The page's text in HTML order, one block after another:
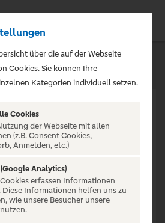
NICHT
über die auf der Webseite
Cookies. Sie können Ihre
Kategorien individuell setzen.
Cookies
der Webseite mit allen
(z.B. Consent Cookies,
Anmelden, etc.)
Analytics)
erfassen Informationen
Diese Informationen helfen uns zu
wie unsere Besucher unsere